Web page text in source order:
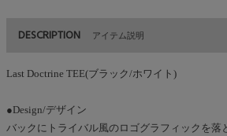
DESCRIPTION アイテム説明
Last Doctrine TEE(ブラック/ホワイト)
●Design/デザイン
バックにトライバル風のロゴグラフィックを落